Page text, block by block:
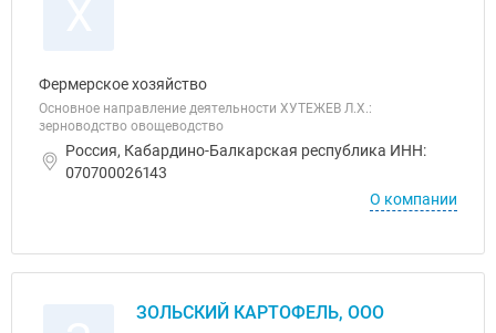
Фермерское хозяйство
Основное направление деятельности ХУТЕЖЕВ Л.Х.:
зерноводство овощеводство
Россия, Кабардино-Балкарская республика ИНН:
070700026143
О компании
ЗОЛЬСКИЙ КАРТОФЕЛЬ, ООО